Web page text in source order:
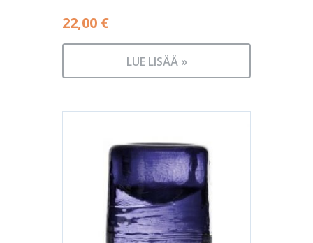
22,00 €
LUE LISÄÄ »